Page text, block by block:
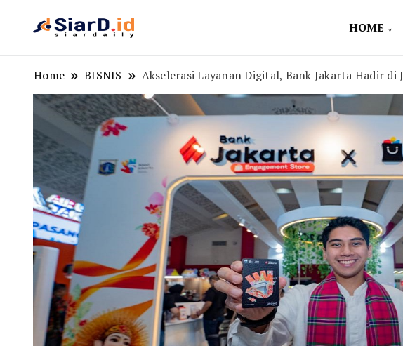
HOME
Home BISNIS Akselerasi Layanan Digital, Bank Jakarta Hadir di